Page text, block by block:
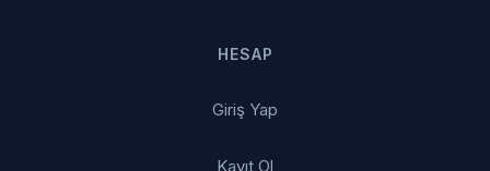
HESAP
Giriş Yap
Kayıt Ol